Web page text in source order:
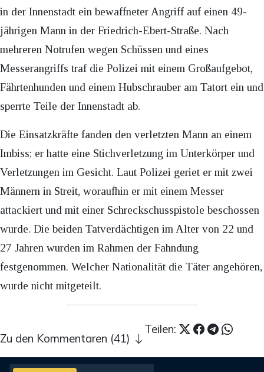
in der Innenstadt ein bewaffneter Angriff auf einen 49-
jährigen Mann in der Friedrich-Ebert-Straße. Nach
mehreren Notrufen wegen Schüssen und eines
Messerangriffs traf die Polizei mit einem Großaufgebot,
Fährtenhunden und einem Hubschrauber am Tatort ein und
sperrte Teile der Innenstadt ab.
Die Einsatzkräfte fanden den verletzten Mann an einem
Imbiss; er hatte eine Stichverletzung im Unterkörper und
Verletzungen im Gesicht. Laut Polizei geriet er mit zwei
Männern in Streit, woraufhin er mit einem Messer
attackiert und mit einer Schreckschusspistole beschossen
wurde. Die beiden Tatverdächtigen im Alter von 22 und
27 Jahren wurden im Rahmen der Fahndung
festgenommen. Welcher Nationalität die Täter angehören,
wurde nicht mitgeteilt.
Teilen:
Zu den Kommentaren (41)